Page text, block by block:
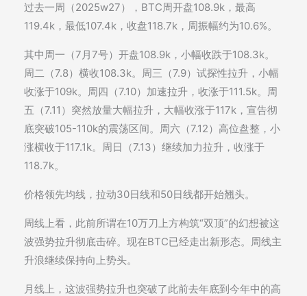
过去一周（2025w27），BTC周开盘108.9k，最高
119.4k，最低107.4k，收盘118.7k，周振幅约为10.6%。
其中周一（7月7号）开盘108.9k，小幅收跌于108.3k。
周二（7.8）横收108.3k。周三（7.9）试探性拉升，小幅
收涨于109k。周四（7.10）加速拉升，收涨于111.5k。周
五（7.11）突然放量大幅拉升，大幅收涨于117k，宣告彻
底突破105-110k的震荡区间。周六（7.12）高位盘整，小
涨横收于117.1k。周日（7.13）继续加力拉升，收涨于
118.7k。
价格领先均线，拉动30日线和50日线都开始翘头。
周线上看，此前所谓在10万刀上方构筑“双顶”的幻想被这
波强势拉升彻底击碎。现在BTC已经走出新形态。周线主
升浪继续保持向上势头。
月线上，这波强势拉升也突破了此前去年底到今年中的高